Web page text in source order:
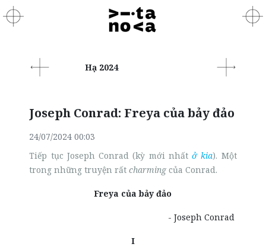
Hạ 2024
Joseph Conrad: Freya của bảy đảo
24/07/2024 00:03
Tiếp tục Joseph Conrad (kỳ mới nhấtở kia). Một
trong những truyện rấtcharmingcủa Conrad.
Freya của bảy đảo
- Joseph Conrad
I